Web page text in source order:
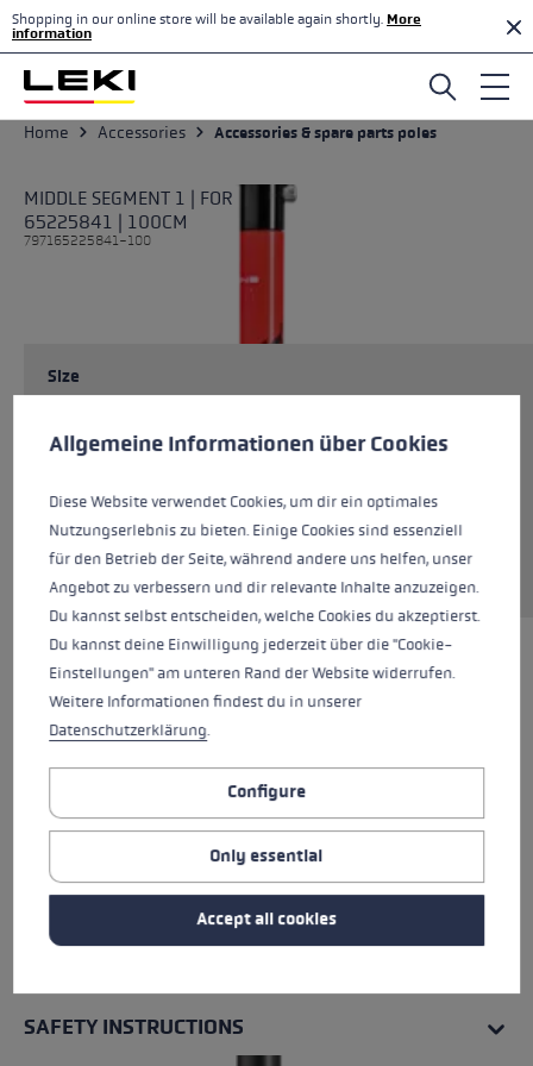
Skip to main content
Shopping in our online store will be available again shortly. More
information
Home Accessories Accessories & spare parts poles
MIDDLE SEGMENT 1 | FOR
65225841 | 100CM
797165225841-100
Size
SAFETY INSTRUCTIONS
Cookie preferences
This website uses cookies to give you the best possible experience.
Allgemeine Informationen über Cookies
Diese Website verwendet Cookies, um dir ein optimales
Nutzungserlebnis zu bieten. Einige Cookies sind essenziell
für den Betrieb der Seite, während andere uns helfen, unser
Angebot zu verbessern und dir relevante Inhalte anzuzeigen.
Du kannst selbst entscheiden, welche Cookies du akzeptierst.
Du kannst deine Einwilligung jederzeit über die "Cookie-
Einstellungen" am unteren Rand der Website widerrufen.
Weitere Informationen findest du in unserer
Datenschutzerklärung.
Configure
Only essential
Accept all cookies